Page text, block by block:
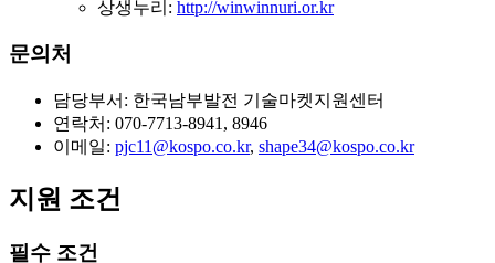
상생누리: http://winwinnuri.or.kr
문의처
담당부서: 한국남부발전 기술마켓지원센터
연락처: 070-7713-8941, 8946
이메일: pjc11@kospo.co.kr, shape34@kospo.co.kr
지원 조건
필수 조건